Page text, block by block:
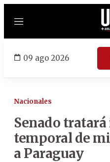
Menú
09 ago 2026
Nacionales
Senado
temporal de
a Paraguay